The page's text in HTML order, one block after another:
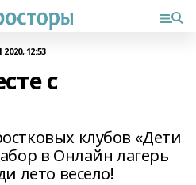
12:53
с
клубов «Дети
в Онлайн лагерь
лето весело!